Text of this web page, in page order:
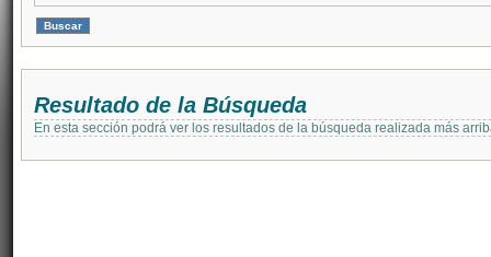
Resultado de la Búsqueda
En esta sección podrá ver los resultados de la búsqueda realizada más